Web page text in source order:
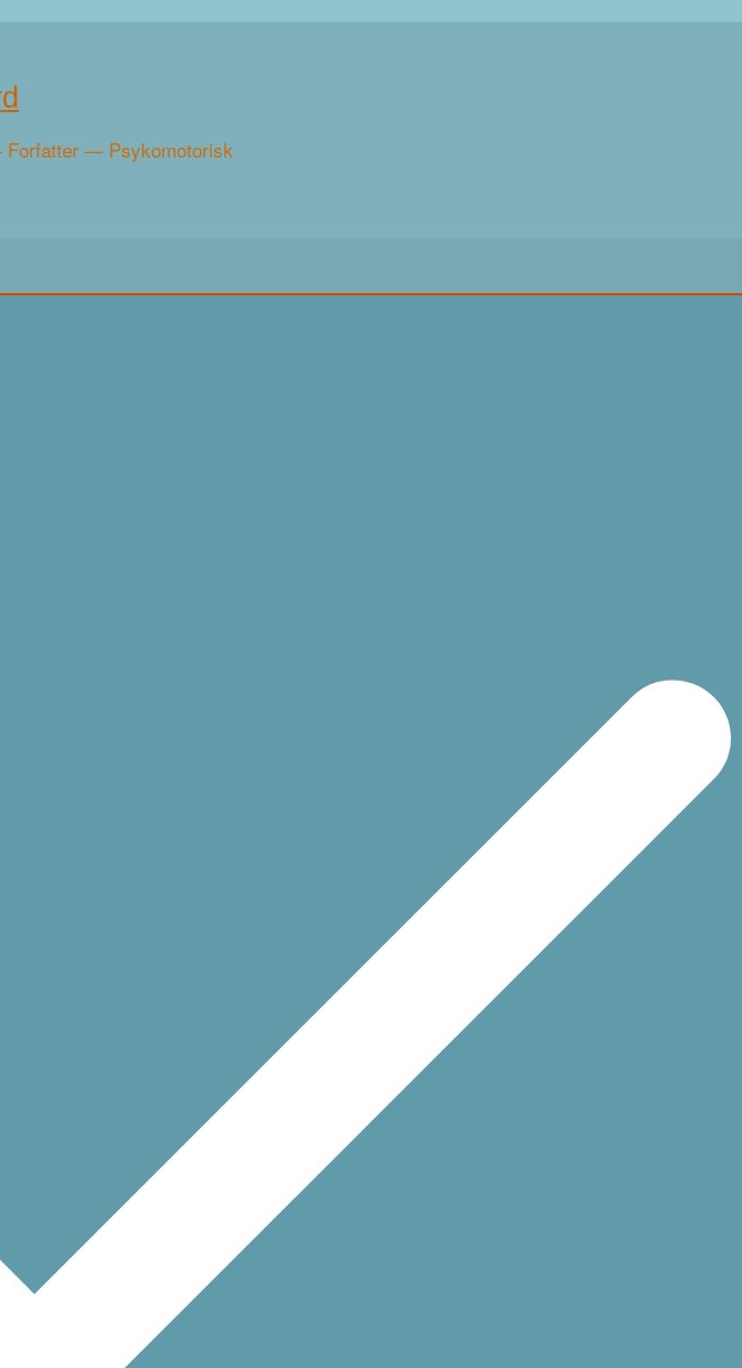
— Psykomotorisk